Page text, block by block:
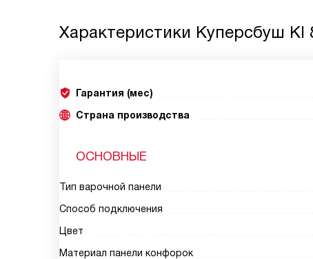
Характеристики Куперсбуш KI
Гарантия (мес)
Страна производства
ОСНОВНЫЕ
Тип варочной панели
Способ подключения
Цвет
Материал панели конфорок